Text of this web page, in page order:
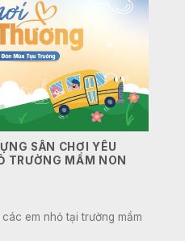
SÂN CHƠI YÊU
TRƯỜNG MẦM NON
em nhỏ tại trường mầm